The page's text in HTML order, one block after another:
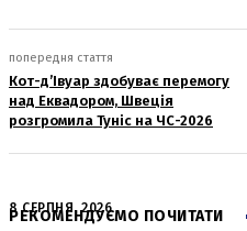
попередня стаття
Кот-д’Івуар здобуває перемогу
над Еквадором, Швеція
розгромила Туніс на ЧС-2026
РЕКОМЕНДУЄМО ПОЧИТАТИ
8 СЕРПНЯ, 2026